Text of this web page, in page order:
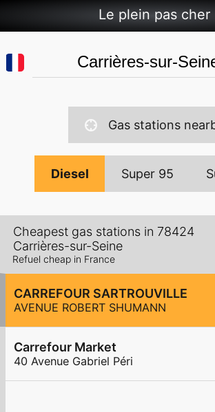
Le plein pas cher
Gas stations
Diesel Super 95
Cheapest gas stations in 78424
Carrières-sur-Seine
Refuel cheap in France
CARREFOUR SARTROUVILLE
AVENUE ROBERT SHUMANN
Carrefour Market
40 Avenue Gabriel Péri